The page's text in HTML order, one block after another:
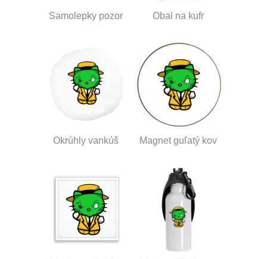
Samolepky pozor Obal na kufr
Okrúhly vankúš Magnet guľatý kov